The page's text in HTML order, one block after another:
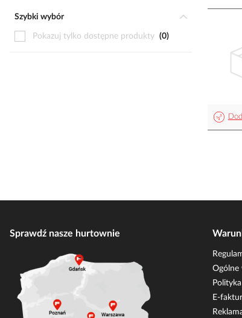
Szybki wybór
Pokazuj tylko dostępne produkty 0
Sprawdź nasze hurtownie
Ogólne
E-